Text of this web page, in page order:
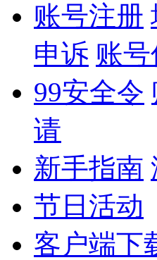
账号注册
申诉 账
99安全令
请
新手指南
节日活动
客户端下